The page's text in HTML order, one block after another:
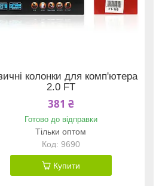
колонки для комп'ютера
2.0 FT
381 ₴
Готово до відправки
Тільки оптом
9690
Купити